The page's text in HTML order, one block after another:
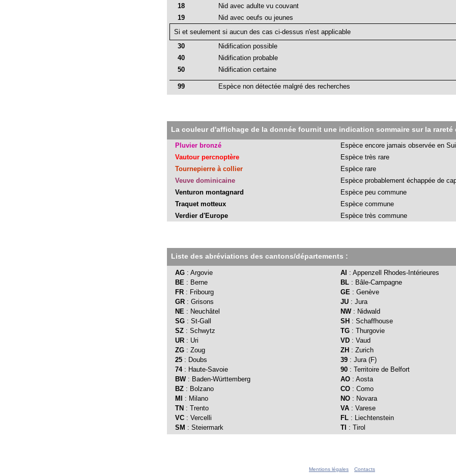
18
Nid avec adulte vu couvant
19
Nid avec oeufs ou jeunes
Si et seulement si aucun des cas ci-dessus n'est applicable
30
Nidification possible
40
Nidification probable
50
Nidification certaine
99 Espèce non détectée malgré des recherches
La couleur d'affichage de la donnée fournit une indication sommaire sur la rareté
Pluvier bronzé
Espèce encore jamais observée en
Vautour percnoptère
Espèce très rare
Tournepierre à collier
Espèce rare
Veuve dominicaine
Espèce probablement échappée de
Venturon montagnard
Espèce peu commune
Traquet motteux
Espèce commune
Verdier d'Europe
Espèce très commune
Liste des abréviations des cantons/départements :
AG : Argovie AI : Appenzell Rhodes-Intérieures
BE : Berne BL : Bâle-Campagne
FR : Fribourg GE : Genève
GR : Grisons JU : Jura
NE : Neuchâtel NW: Nidwald
SG : St-Gall SH : Schaffhouse
SZ : Schwytz TG : Thurgovie
UR : Uri VD : Vaud
ZG : Zoug ZH : Zurich
25 : Doubs 39 : Jura (F)
74: Haute-Savoie 90 : Territoire de Belfort
BW: Baden-Württemberg AO : Aosta
BZ : Bolzano CO : Como
MI
: Milano NO : Novara
TN : Trento VA : Varese
VC : Vercelli FL : Liechtenstein
SM : Steiermark TI : Tirol
Mentions légales Contacts